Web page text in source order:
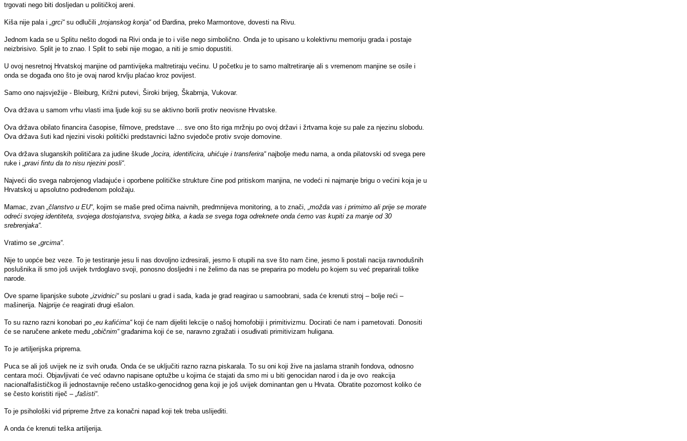
trgovati nego biti dosljedan u političkoj areni.
Kiša nije pala i „grci“su odlučili „trojanskog konja“od Đardina, preko Marmontove, dovesti na Rivu.
Jednom kada se u Splitu nešto dogodi na Rivi onda je to i više nego simbolično. Onda je to upisano u kolektivnu memoriju grada i postaje
neizbrisivo. Split je to znao. I Split to sebi nije mogao, a niti je smio dopustiti.
U ovoj nesretnoj Hrvatskoj manjine od pamtivijeka maltretiraju većinu. U početku je to samo maltretiranje ali s vremenom manjine se osile i
onda se događa ono što je ovaj narod krvlju plaćao kroz povijest.
Samo ono najsvježije - Bleiburg, Križni putevi, Široki brijeg, Škabrnja, Vukovar.
Ova država u samom vrhu vlasti ima ljude koji su se aktivno borili protiv neovisne Hrvatske.
Ova država obilato financira časopise, filmove, predstave ... sve ono što riga mržnju po ovoj državi i žrtvama koje su pale za njezinu slobodu.
Ova država šuti kad njezini visoki politički predstavnici lažno svjedoče protiv svoje domovine.
Ova država sluganskih političara za judine škude „locira, identificira, uhićuje i transferira“najbolje među nama, a onda pilatovski od svega pere
ruke i „pravi fintu da to nisu njezini posli“.
Najveći dio svega nabrojenog vladajuće i oporbene političke strukture čine pod pritiskom manjina, ne vodeći ni najmanje brigu o većini koja je u
Hrvatskoj u apsolutno podređenom položaju.
Mamac, zvan „članstvo u EU“, kojim se maše pred očima naivnih, predmnijeva monitoring, a to znači,
„možda vas i primimo ali prije se morate
odreći svojeg identiteta, svojega dostojanstva, svojeg bitka, a kada se svega toga odreknete onda ćemo vas kupiti za manje od 30
srebrenjaka“.
Vratimo se „grcima“.
Nije to uopće bez veze. To je testiranje jesu li nas dovoljno izdresirali, jesmo li otupili na sve što nam čine, jesmo li postali nacija ravnodušnih
poslušnika ili smo još uvijek tvrdoglavo svoji, ponosno dosljedni i ne želimo da nas se preparira po modelu po kojem su već preparirali tolike
narode.
Ove sparne lipanjske subote „izvidnici“su poslani u grad i sada, kada je grad reagirao u samoobrani, sada će krenuti stroj – bolje reći –
mašinerija. Najprije će reagirati drugi ešalon.
To su razno razni konobari po „eu kafićima“koji će nam dijeliti lekcije o našoj homofobiji i primitivizmu. Docirati će nam i pametovati. Donositi
će se naručene ankete među „običnim“građanima koji će se, naravno zgražati i osuđivati primitivizam huligana.
To je artiljerijska priprema.
Puca se ali još uvijek ne iz svih oruđa. Onda će se uključiti razno razna piskarala. To su oni koji žive na jaslama stranih fondova, odnosno
centara moći. Objavljivati će već odavno napisane optužbe u kojima će stajati da smo mi u biti genocidan narod i da je ovo reakcija
nacionalfašističkog ili jednostavnije rečeno ustaško-genocidnog gena koji je još uvijek dominantan gen u Hrvata. Obratite pozornost koliko će
se često koristiti riječ – „fašisti“.
To je psihološki vid pripreme žrtve za konačni napad koji tek treba uslijediti.
A onda će krenuti teška artiljerija.